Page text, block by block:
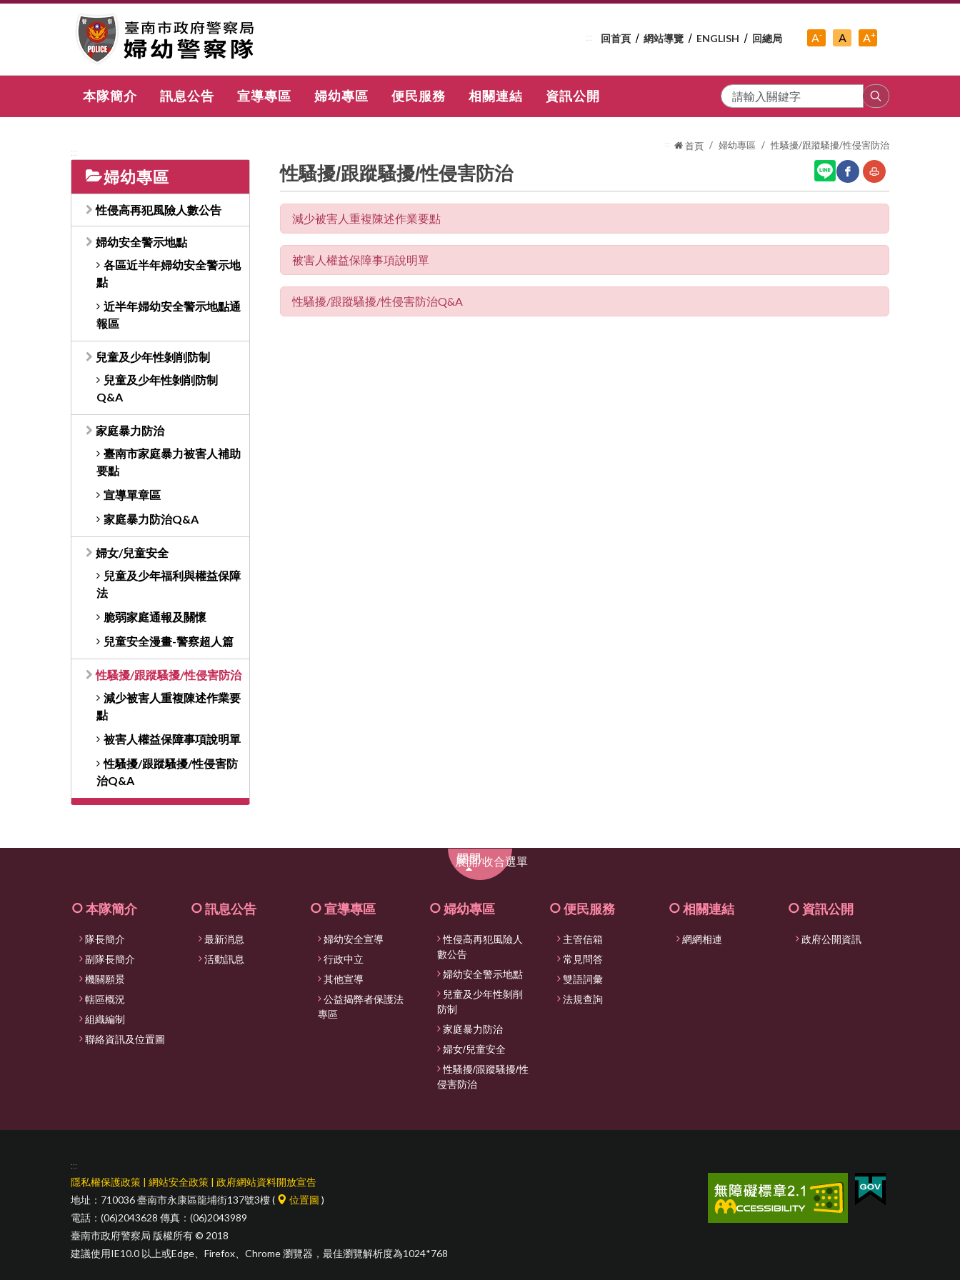
跳
內
::: 回首頁 網站導覽 ENGLISH 回總局 A-
級
A中
A+
級
本隊簡介 訊息公告 宣導專區 婦幼專區 便民服務 相關連結 資訊公開
搜
尋
:::
婦幼專區
性侵高再犯風險人數公告
婦幼安全警示地點
各區近半年婦幼安全警示地
點
近半年婦幼安全警示地點通
報區
兒童及少年性剝削防制
兒童及少年性剝削防制
Q&A
家庭暴力防治
臺南市家庭暴力被害人補助
要點
宣導單章區
家庭暴力防治Q&A
婦女/兒童安全
兒童及少年福利與權益保障
法
脆弱家庭通報及關懷
兒童安全漫畫-警察超人篇
性騷擾/跟蹤騷擾/性侵害防治
減少被害人重複陳述作業要
點
被害人權益保障事項說明單
性騷擾/跟蹤騷擾/性侵害防
治Q&A
::: 首頁 婦幼專區 性騷擾/跟蹤騷擾/性侵害防治
性騷擾/跟蹤騷擾/性侵害防治
站
享
facebook
善
印
減少被害人重複陳述作業要點
被害人權益保障事項說明單
性騷擾/跟蹤騷擾/性侵害防治Q&A
展開/收合選單
本隊簡介
隊長簡介
副隊長簡介
機關願景
轄區概況
組織編制
聯絡資訊及位置圖
訊息公告
最新消息
活動訊息
宣導專區
婦幼安全宣導
行政中立
其他宣導
公益揭弊者保護法
專區
婦幼專區
性侵高再犯風險人
數公告
婦幼安全警示地點
兒童及少年性剝削
防制
家庭暴力防治
婦女/兒童安全
性騷擾/跟蹤騷擾/性
侵害防治
便民服務
主管信箱
常見問答
雙語詞彙
法規查詢
相關連結
網網相連
資訊公開
政府公開資訊
:::
隱私權保護政策 | 網站安全政策 | 政府網站資料開放宣告
地址：710036 臺南市永康區龍埔街137號3樓 (
位置圖 )
電話：(06)2043628 傳真：(06)2043989
臺南市政府警察局 版權所有 © 2018
建議使用IE10.0 以上或Edge、Firefox、Chrome 瀏覽器，最佳瀏覽解析度為1024*768